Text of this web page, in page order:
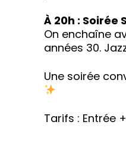
À 20h : Soirée
On enchaîne
années 30.
Une soirée
Tarifs : Entrée